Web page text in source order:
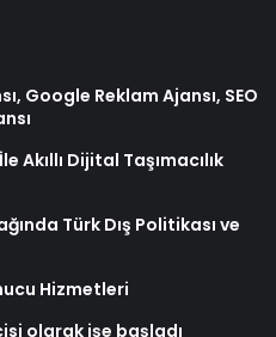
Google Reklam Ajansı, SEO
Akıllı Dijital Taşımacılık
Türk Dış Politikası ve
Hizmetleri
olarak işe başladı